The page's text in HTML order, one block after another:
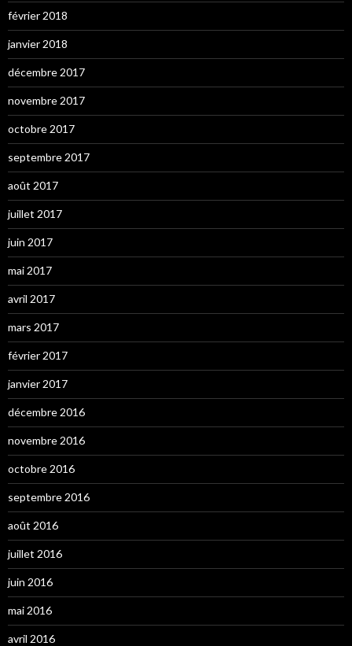
février 2018
janvier 2018
décembre 2017
novembre 2017
octobre 2017
septembre 2017
août 2017
juillet 2017
juin 2017
mai 2017
avril 2017
mars 2017
février 2017
janvier 2017
décembre 2016
novembre 2016
octobre 2016
septembre 2016
août 2016
juillet 2016
juin 2016
mai 2016
avril 2016